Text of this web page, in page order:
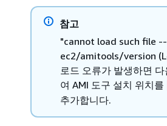
참고
"cannot load such file --
ec2/amitools/version
로드 오류가 발생하면
여 AMI 도구 설치 위치를
추가합니다.